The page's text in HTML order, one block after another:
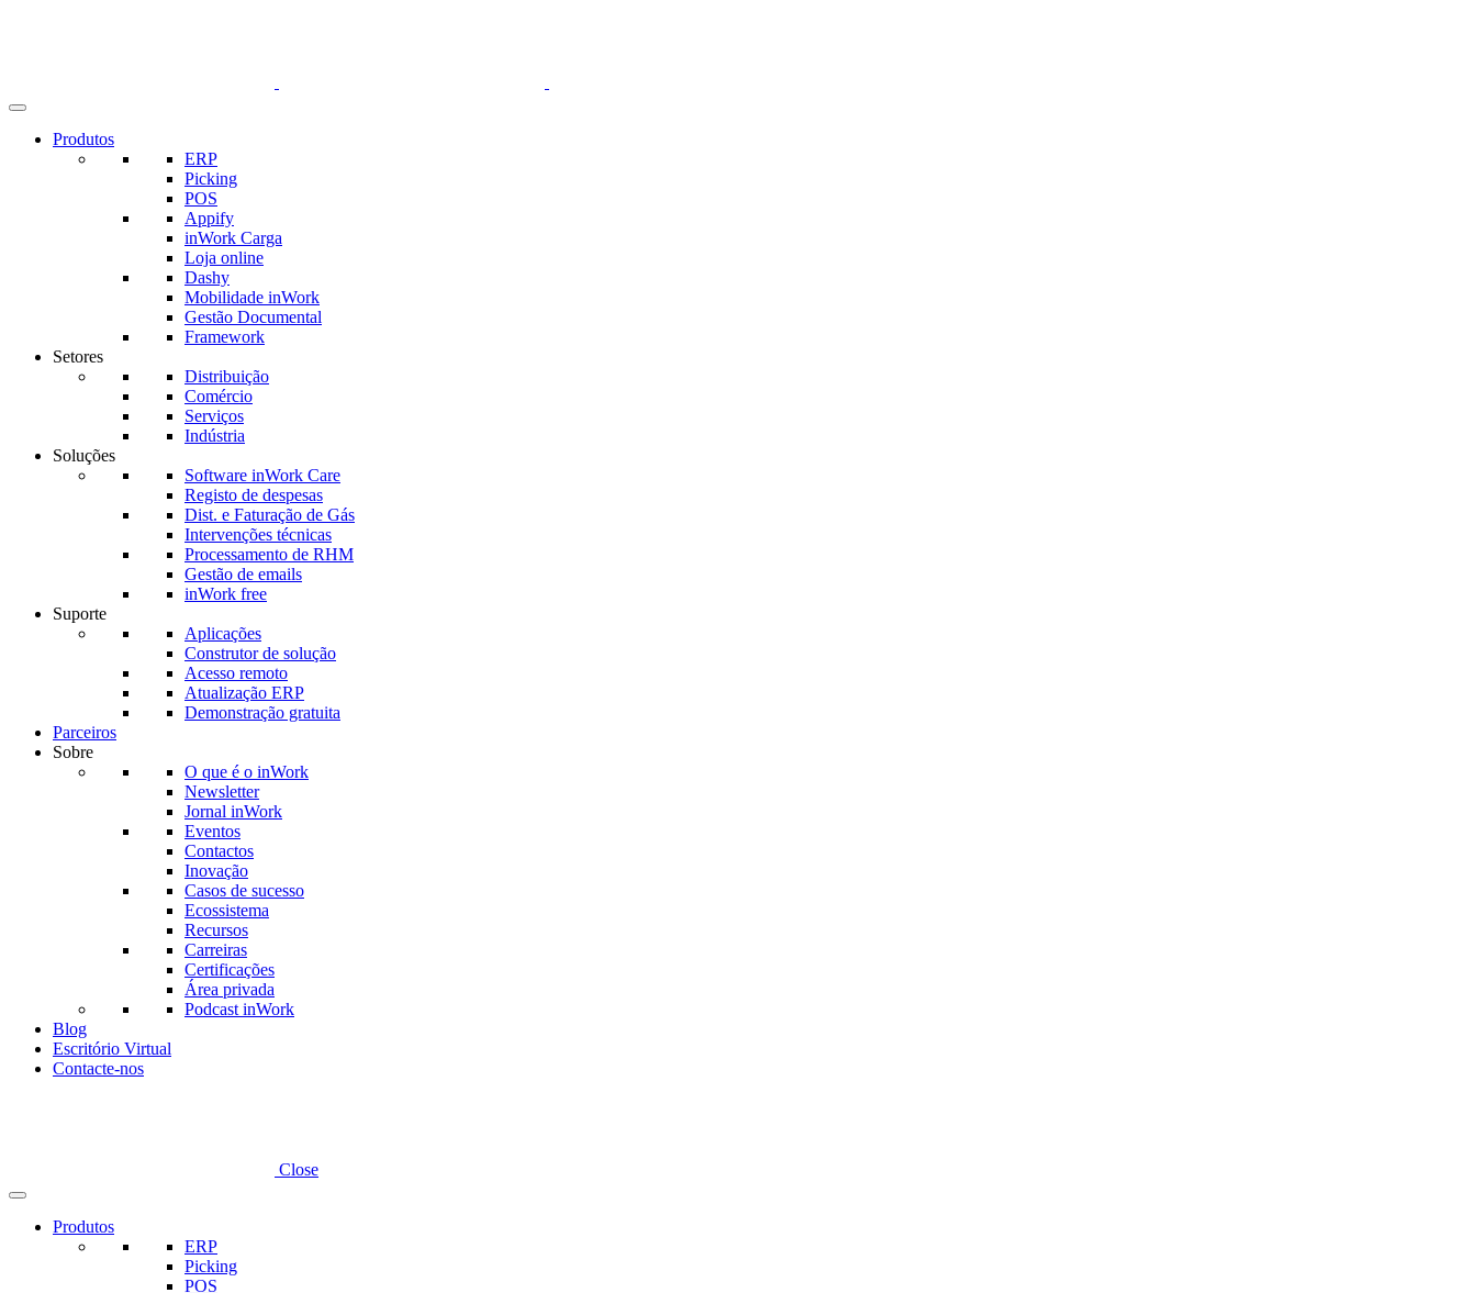
Produtos
ERP
Picking
POS
Appify
inWork Carga
Loja online
Dashy
Mobilidade inWork
Gestão Documental
Framework
Setores
Distribuição
Comércio
Serviços
Indústria
Soluções
Software inWork Care
Registo de despesas
Dist. e Faturação de Gás
Intervenções técnicas
Processamento de RHM
Gestão de emails
inWork free
Suporte
Aplicações
Construtor de solução
Acesso remoto
Atualização ERP
Demonstração gratuita
Parceiros
Sobre
O que é o inWork
Newsletter
Jornal inWork
Eventos
Contactos
Inovação
Casos de sucesso
Ecossistema
Recursos
Carreiras
Certificações
Área privada
Podcast inWork
Blog
Escritório Virtual
Contacte-nos
Close
Produtos
ERP
Picking
POS